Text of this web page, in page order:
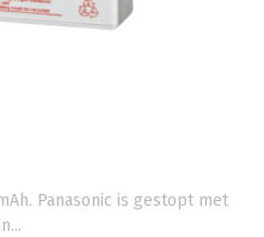
Panasonic is gestopt met